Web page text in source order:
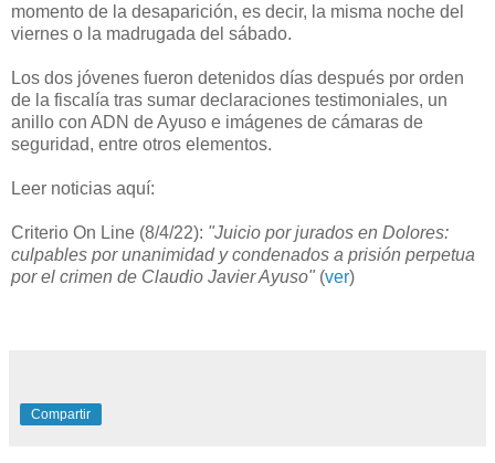
momento de la desaparición, es decir, la misma noche del
viernes o la madrugada del sábado.
Los dos jóvenes fueron detenidos días después por orden
de la fiscalía tras sumar declaraciones testimoniales, un
anillo con ADN de Ayuso e imágenes de cámaras de
seguridad, entre otros elementos.
Leer noticias aquí:
Criterio On Line (8/4/22): "Juicio por jurados en Dolores:
culpables por unanimidad y condenados a prisión perpetua
por el crimen de Claudio Javier Ayuso" (ver)
Compartir